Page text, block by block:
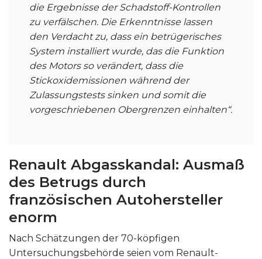
die Ergebnisse der Schadstoff-Kontrollen
zu verfälschen. Die Erkenntnisse lassen
den Verdacht zu, dass ein betrügerisches
System installiert wurde, das die Funktion
des Motors so verändert, dass die
Stickoxidemissionen während der
Zulassungstests sinken und somit die
vorgeschriebenen Obergrenzen einhalten“.
Renault Abgasskandal: Ausmaß
des Betrugs durch
französischen Autohersteller
enorm
Nach Schätzungen der 70-köpfigen
Untersuchungsbehörde seien vom Renault-